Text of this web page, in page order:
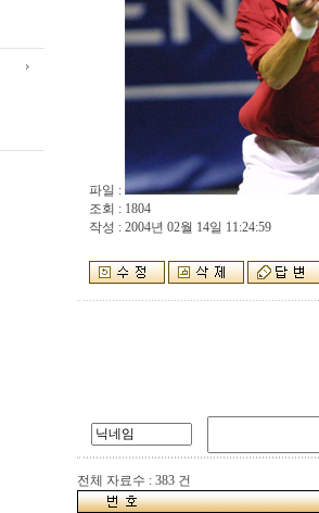
파일 :
조회 : 1804
작성 : 2004년 02월 14일 11:24:59
전체 자료수 : 383 건